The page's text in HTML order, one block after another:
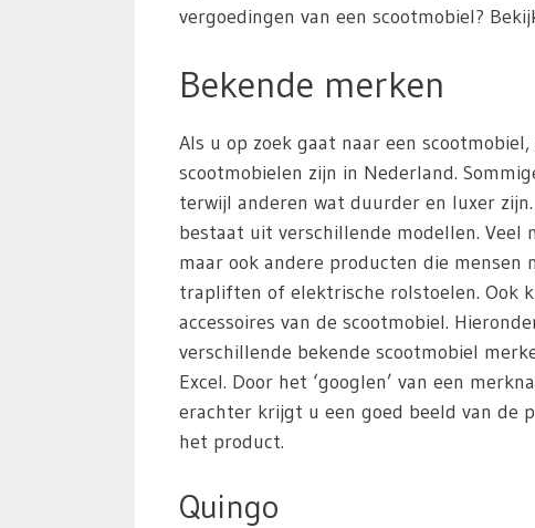
vergoedingen van een scootmobiel?
Bekende merken
Als u op zoek gaat naar een
scootmobielen zijn in Nederland.
terwijl anderen wat duurder en luxer
bestaat uit verschillende modellen. Veel
maar ook andere producten die
trapliften of elektrische rolstoelen. Ook
accessoires van de scootmobiel.
verschillende bekende scootmobiel
Excel. Door het ‘googlen’ van een
erachter krijgt u een goed beeld van de
het product.
Quingo